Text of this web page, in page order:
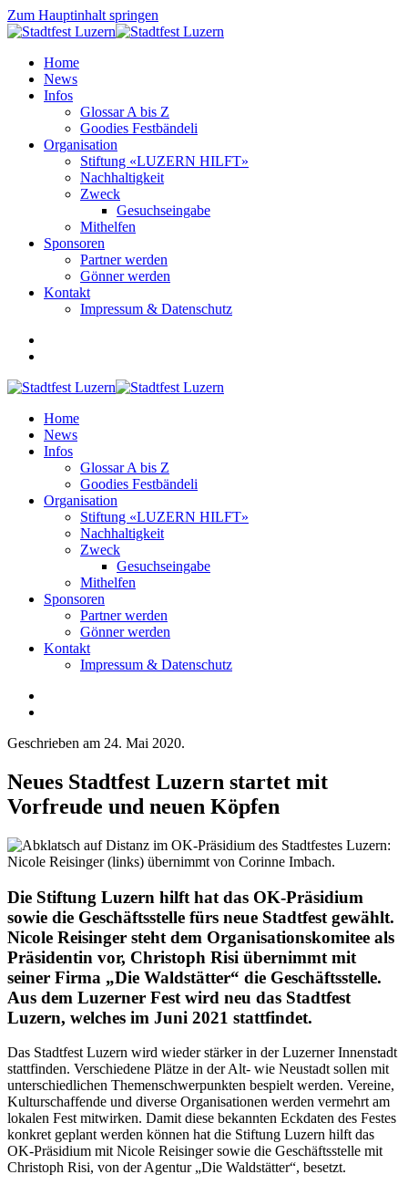
Zum Hauptinhalt springen
Home
News
Infos
Glossar A bis Z
Goodies Festbändeli
Organisation
Stiftung «LUZERN HILFT»
Nachhaltigkeit
Zweck
Gesuchseingabe
Mithelfen
Sponsoren
Partner werden
Gönner werden
Kontakt
Impressum & Datenschutz
Home
News
Infos
Glossar A bis Z
Goodies Festbändeli
Organisation
Stiftung «LUZERN HILFT»
Nachhaltigkeit
Zweck
Gesuchseingabe
Mithelfen
Sponsoren
Partner werden
Gönner werden
Kontakt
Impressum & Datenschutz
Geschrieben am 24. Mai 2020.
Neues Stadtfest Luzern startet mit
Vorfreude und neuen Köpfen
Die Stiftung Luzern hilft hat das OK-Präsidium
sowie die Geschäftsstelle fürs neue Stadtfest gewählt.
Nicole Reisinger steht dem Organisationskomitee als
Präsidentin vor, Christoph Risi übernimmt mit
seiner Firma „Die Waldstätter“ die Geschäftsstelle.
Aus dem Luzerner Fest wird neu das Stadtfest
Luzern, welches im Juni 2021 stattfindet.
Das Stadtfest Luzern wird wieder stärker in der Luzerner Innenstadt
stattfinden. Verschiedene Plätze in der Alt- wie Neustadt sollen mit
unterschiedlichen Themenschwerpunkten bespielt werden. Vereine,
Kulturschaffende und diverse Organisationen werden vermehrt am
lokalen Fest mitwirken. Damit diese bekannten Eckdaten des Festes
konkret geplant werden können hat die Stiftung Luzern hilft das
OK-Präsidium mit Nicole Reisinger sowie die Geschäftsstelle mit
Christoph Risi, von der Agentur „Die Waldstätter“, besetzt.